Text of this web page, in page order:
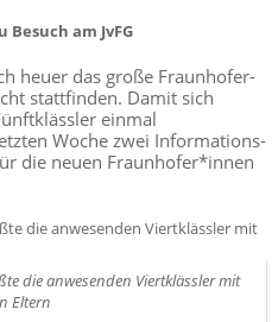
am JvFG
heuer das große Fraunhofer-
stattfinden. Damit sich
einmal
Woche zwei Informations-
die neuen Fraunhofer*innen
die anwesenden Viertklässler mit
Eltern